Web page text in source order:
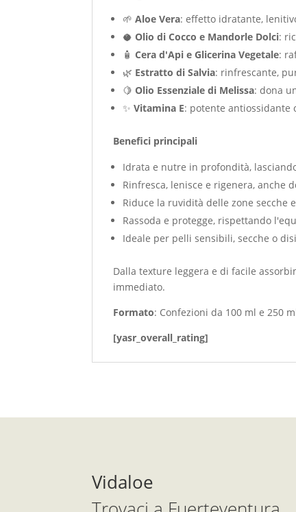
🌱Aloe Vera: effetto idratante,
🥥Olio di Cocco e Mandorle Dolci:
🧴Cera d'Api e Glicerina Vegetale:
🌿 Estratto di Salvia: rinfrescante,
🍋Olio Essenziale di Melissa: dona
✨Vitamina E: potente antiossidante
Benefici principali
Idrata e nutre in profondità,
Rinfresca, lenisce e rigenera, anche
Riduce la ruvidità delle zone
Rassoda e protegge, rispettando
Ideale per pelli sensibili, secche o
Dalla texture leggera e di facile
immediato.
Formato: Confezioni da 100 ml e 250
[yasr_overall_rating]
Vidaloe